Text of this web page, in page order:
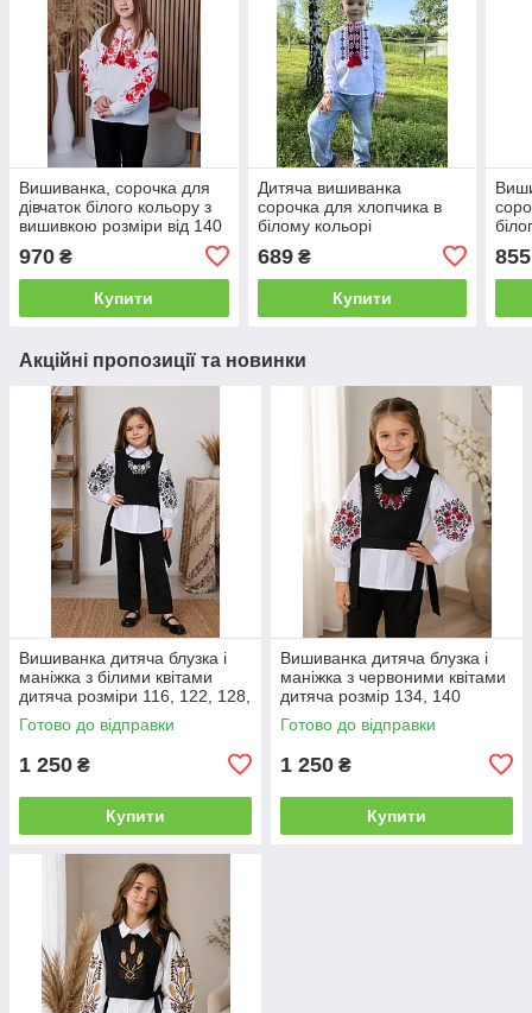
Вишиванка, сорочка для
дівчаток білого кольору з
вишивкою розміри від 140
970 ₴
Купити
Дитяча вишиванка
сорочка для хлопчика в
білому кольорі
оригінальною вишивкою.
Розміри від 98, 110, 122
689₴
Купити
855
Акційні пропозиції та новинки
Вишиванка дитяча блузка і
маніжка з білими квітами
дитяча розміри 116, 122, 128,
134, 140
Готово до відправки
1 250 ₴
Купити
Вишиванка дитяча блузка і
маніжка з червоними квітами
дитяча розмір 134, 140
Готово до відправки
1 250 ₴
Купити